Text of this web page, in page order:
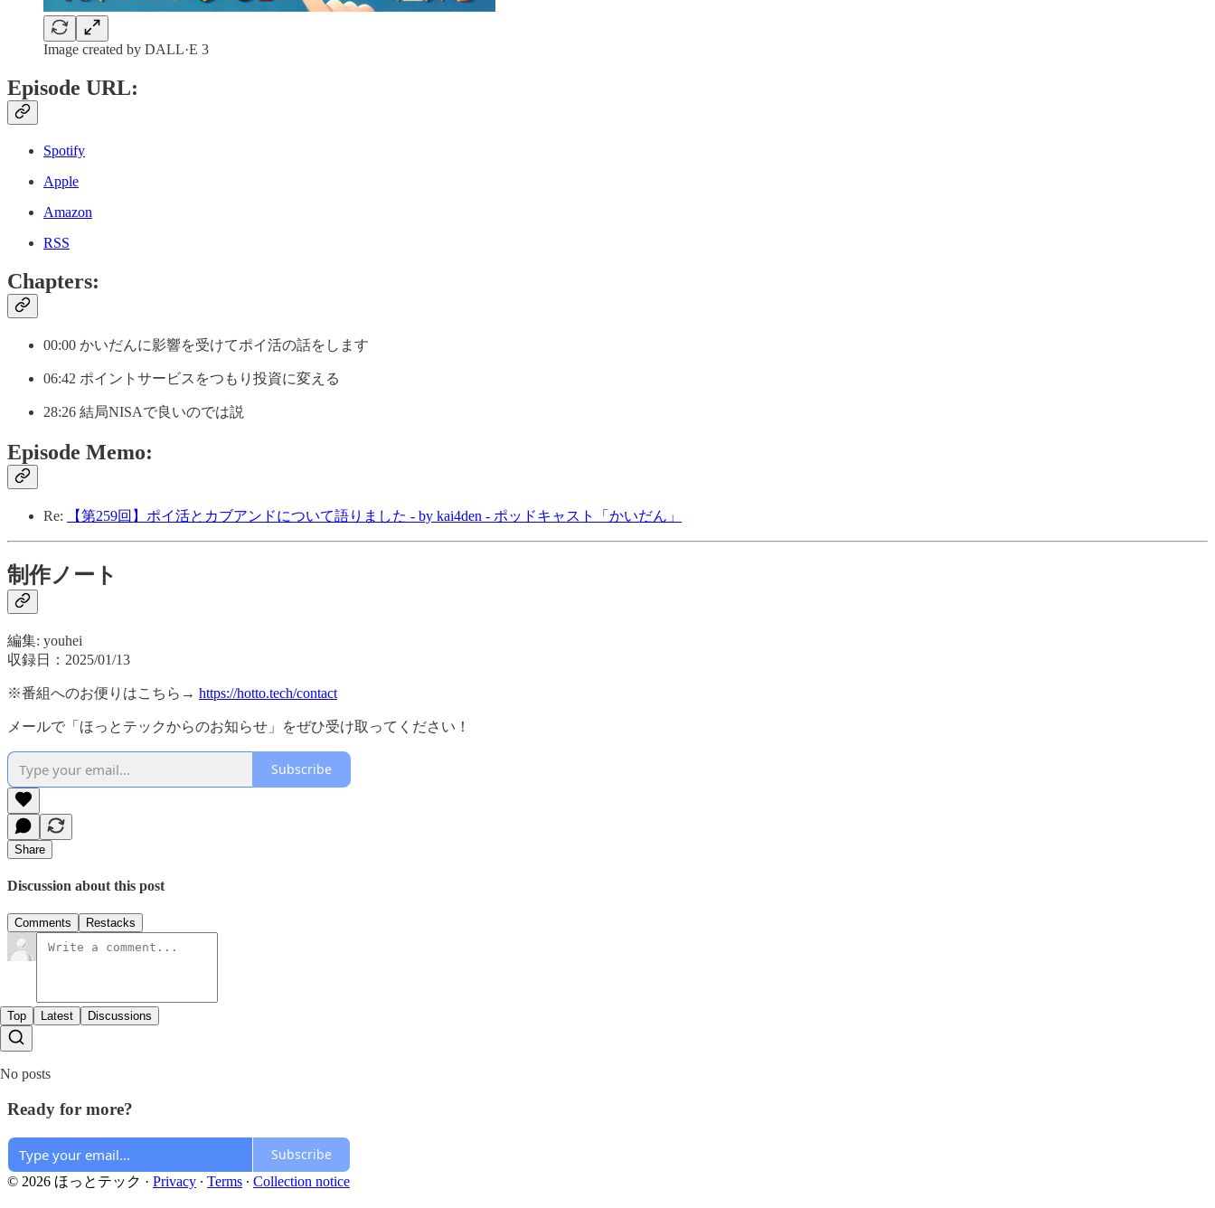
Image created by DALL·E 3
Episode URL:
Spotify
Apple
Amazon
RSS
Chapters:
00:00 かいだんに影響を受けてポイ活の話をします
06:42 ポイントサービスをつもり投資に変える
28:26 結局NISAで良いのでは説
Episode Memo:
Re: 【第259回】ポイ活とカブアンドについて語りました - by kai4den - ポッドキャスト「かいだん」
制作ノート
編集: youhei
収録日：2025/01/13
※番組へのお便りはこちら→ https://hotto.tech/contact
メールで「ほっとテックからのお知らせ」をぜひ受け取ってください！
Subscribe
Share
Discussion about this post
Comments Restacks
Top Latest Discussions
No posts
Ready for more?
Subscribe
© 2026 ほっとテック · Privacy ∙ Terms ∙ Collection notice